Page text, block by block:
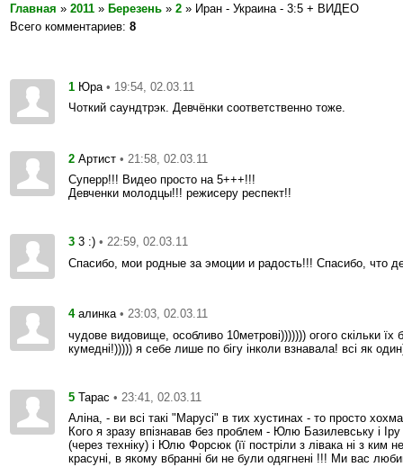
Главная » 2011 » Березень » 2 » Иран - Украина - 3:5 + ВИДЕО
Всего комментариев: 8
1 Юра • 19:54, 02.03.11
Чоткий саундтрэк. Девчёнки соответственно тоже.
2 Артист • 21:58, 02.03.11
Суперр!!! Видео просто на 5+++!!!
Девченки молодцы!!! режисеру респект!!
3 3 :) • 22:59, 02.03.11
Спасибо, мои родные за эмоции и радость!!! Спасибо, что
4 алинка • 23:03, 02.03.11
чудове видовище, особливо 10метрові))))))) огого скільки
кумедні!))))) я себе лише по бігу інколи взнавала! всі як
5 Тарас • 23:41, 02.03.11
Аліна, - ви всі такі "Марусі" в тих хустинах - то просто
Кого я зразу впізнавав без проблем - Юлю Базилевську і
(через техніку) і Юлю Форсюк (її постріли з лівака ні з ким
красуні, в якому вбранні би не були одягнені !!! Ми вас